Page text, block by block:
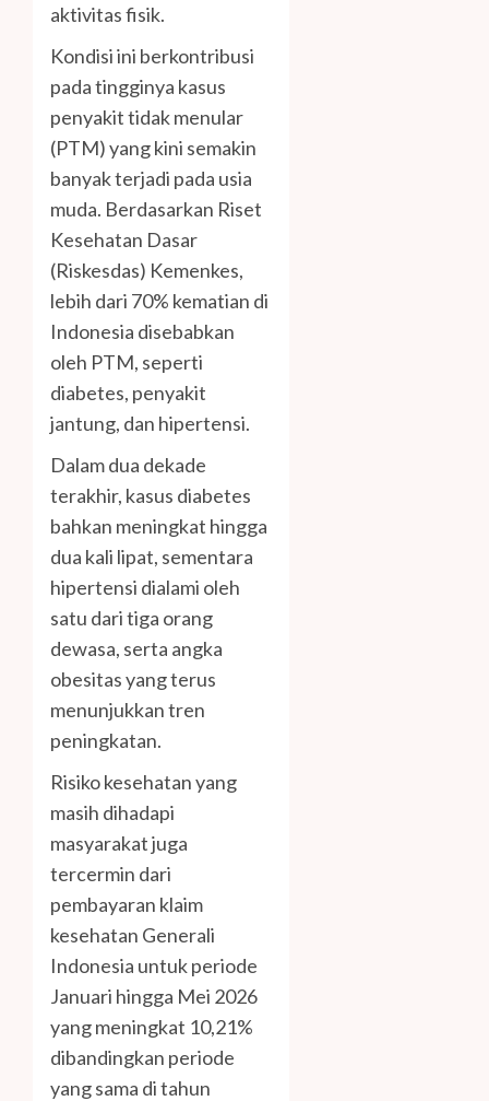
aktivitas fisik.
Kondisi ini berkontribusi
pada tingginya kasus
penyakit tidak menular
(PTM) yang kini semakin
banyak terjadi pada usia
muda. Berdasarkan Riset
Kesehatan Dasar
(Riskesdas) Kemenkes,
lebih dari 70% kematian di
Indonesia disebabkan
oleh PTM, seperti
diabetes, penyakit
jantung, dan hipertensi.
Dalam dua dekade
terakhir, kasus diabetes
bahkan meningkat hingga
dua kali lipat, sementara
hipertensi dialami oleh
satu dari tiga orang
dewasa, serta angka
obesitas yang terus
menunjukkan tren
peningkatan.
Risiko kesehatan yang
masih dihadapi
masyarakat juga
tercermin dari
pembayaran klaim
kesehatan Generali
Indonesia untuk periode
Januari hingga Mei 2026
yang meningkat 10,21%
dibandingkan periode
yang sama di tahun